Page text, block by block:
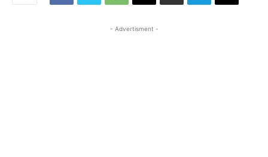
- Advertisment -